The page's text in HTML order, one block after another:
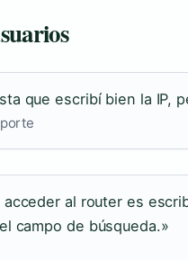
que escribí bien la IP,
al router es
campo de búsqueda.»